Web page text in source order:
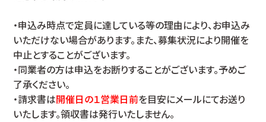
・申込み時点で定員に達している等の理由により、お申込み
いただけない場合があります。また、募集状況により開催を
中止とすることがございます。
・同業者の方は申込をお断りすることがございます。予めご
了承ください。
・請求書は開催日の１営業日前を目安にメールにてお送り
いたします。領収書は発行いたしません。